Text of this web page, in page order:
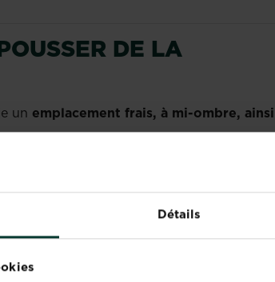
Détails
DE LA
un emplacement frais, à mi-ombre, ainsi
de fenêtre qui ne reçoit pas de lumière
monte pas trop en température.
SEMER LA